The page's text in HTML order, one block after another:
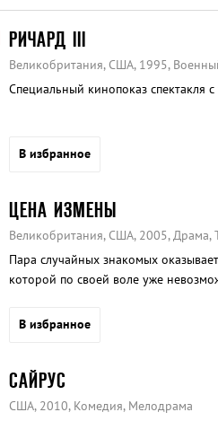
РИЧАРД III
Великобритания, США, 1995,
Специальный кинопоказ спектакля
В избранное
ЦЕНА ИЗМЕНЫ
Великобритания, США, 2005, Драма,
Пара случайных знакомых
которой по своей воле уже
В избранное
САЙРУС
США, 2010, Комедия, Мелодрама